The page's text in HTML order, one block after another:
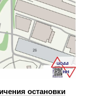
остановки